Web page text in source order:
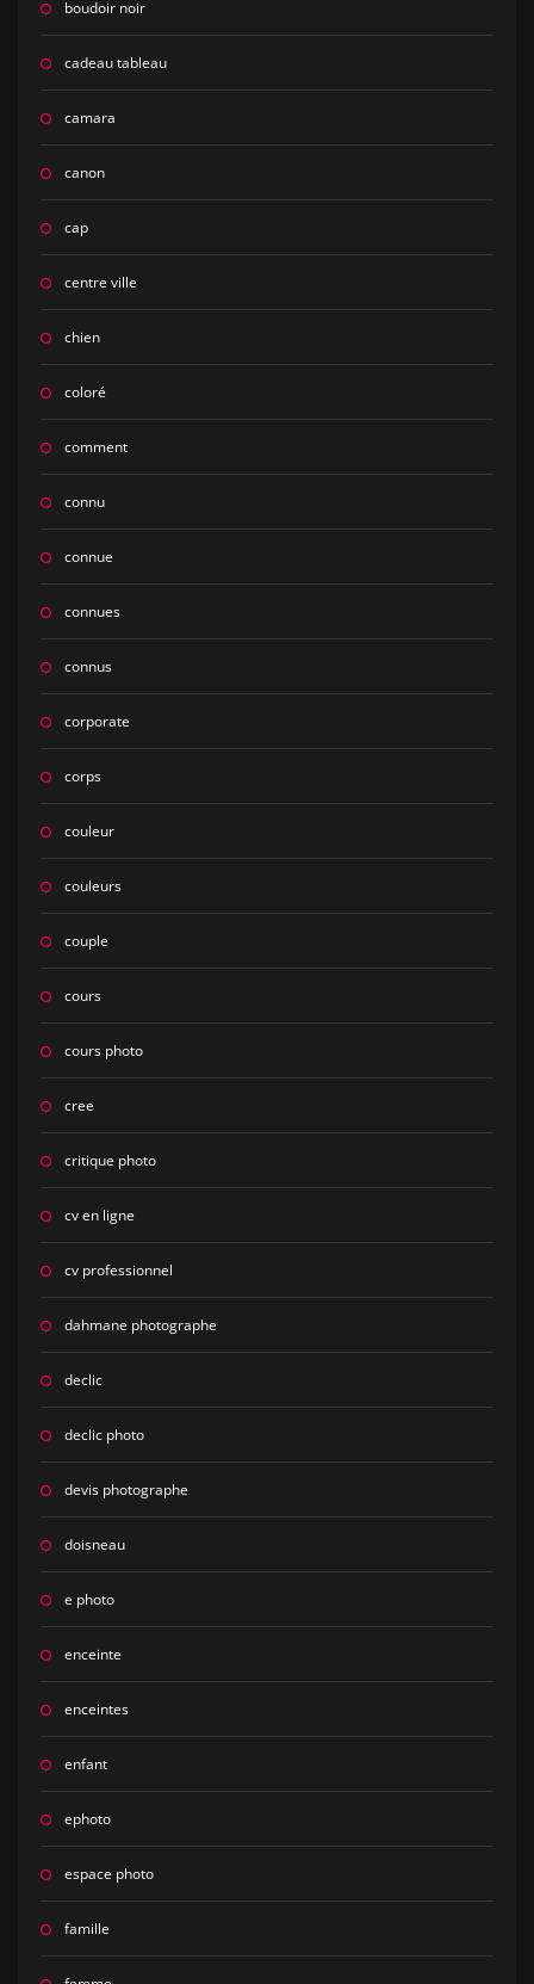
boudoir noir
cadeau tableau
camara
canon
cap
centre ville
chien
coloré
comment
connu
connue
connues
connus
corporate
corps
couleur
couleurs
couple
cours
cours photo
cree
critique photo
cv en ligne
cv professionnel
dahmane photographe
declic
declic photo
devis photographe
doisneau
e photo
enceinte
enceintes
enfant
ephoto
espace photo
famille